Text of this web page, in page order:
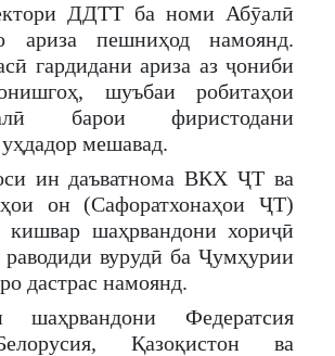
ДДТТ ба номи Абӯалӣ
ариза пешниҳод намоянд.
гардидани ариза аз ҷониби
шуъбаи робитаҳои
барои фиристодани
мешавад.
ин даъватнома ВКХ ҶТ ва
он (Сафоратхонаҳои ҶТ)
кишвар шаҳрвандони хориҷӣ
раводиди вурудӣ ба Ҷумҳурии
дастрас намоянд.
Федератсия
Қазоқистон ва